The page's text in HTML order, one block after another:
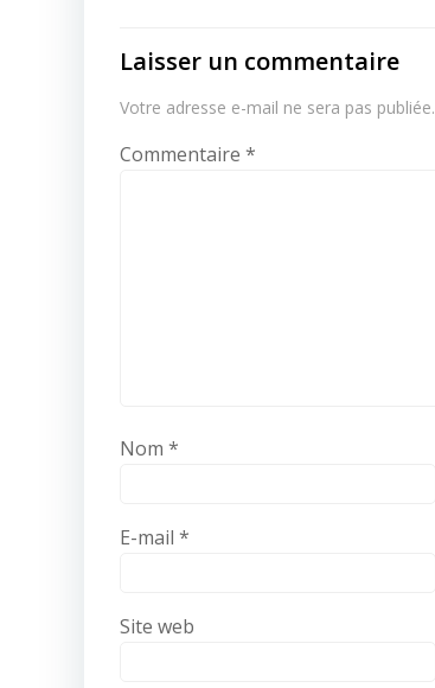
Laisser un commentaire
Votre adresse e-mail ne sera pas publiée.
Commentaire *
Nom *
E-mail *
Site web